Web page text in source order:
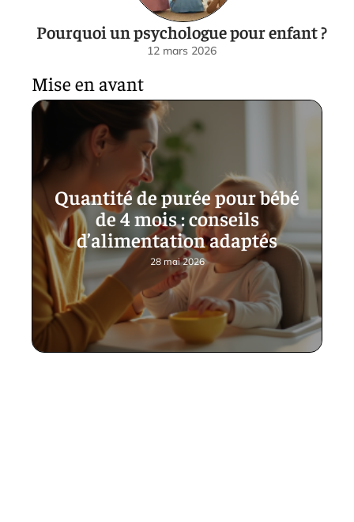
Pourquoi un psychologue pour enfant ?
12 mars 2026
Mise en avant
Quantité de purée pour bébé
de 4 mois : conseils
d’alimentation adaptés
28 mai 2026